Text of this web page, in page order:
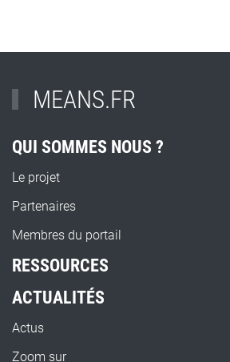
MEANS.FR
QUI SOMMES NOUS ?
Le projet
Partenaires
Membres du portail
RESSOURCES
ACTUALITÉS
Actus
Zoom sur